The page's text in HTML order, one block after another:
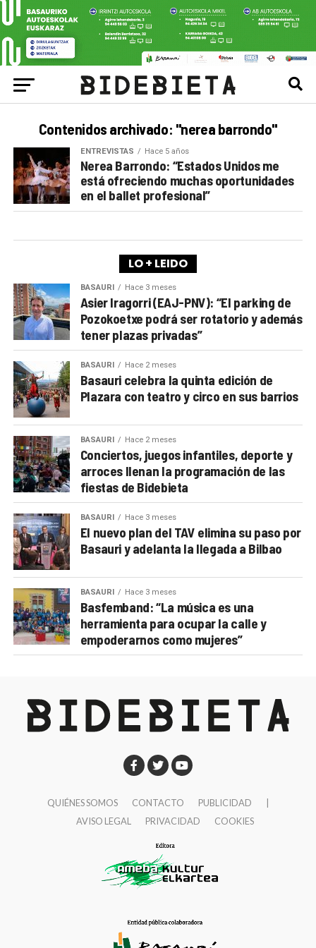
Contenidos archivado: "nerea barrondo"
ENTREVISTAS Hace 5 años
Nerea Barrondo: “Estados Unidos me
está ofreciendo muchas oportunidades
en el ballet profesional”
LO + LEIDO
BASAURI Hace 3 meses
Asier Iragorri (EAJ-PNV): “El parking de
Pozokoetxe podrá ser rotatorio y además
tener plazas privadas”
BASAURI Hace 2 meses
Basauri celebra la quinta edición de
Plazara con teatro y circo en sus barrios
BASAURI Hace 2 meses
Conciertos, juegos infantiles, deporte y
arroces llenan la programación de las
fiestas de Bidebieta
BASAURI Hace 3 meses
El nuevo plan del TAV elimina su paso por
Basauri y adelanta la llegada a Bilbao
BASAURI Hace 3 meses
Basfemband: “La música es una
herramienta para ocupar la calle y
empoderarnos como mujeres”
QUIÉNES SOMOS CONTACTO PUBLICIDAD
AVISO LEGAL
PRIVACIDAD COOKIES